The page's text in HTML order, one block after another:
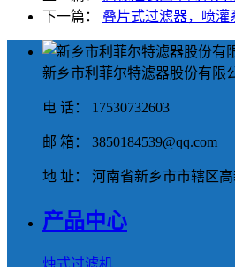
下一篇： 叠片式过滤器，喷
新乡市利菲尔特滤器股份有限
电 话： 17530732603
邮 箱： 3850184539@qq.com
地 址： 河南省新乡市市辖区
产品中心
烛式过滤机